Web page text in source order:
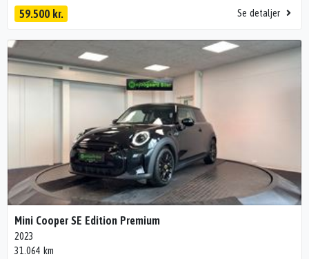
59.500 kr. Se detaljer
Mini Cooper SE Edition Premium
2023
31.064 km